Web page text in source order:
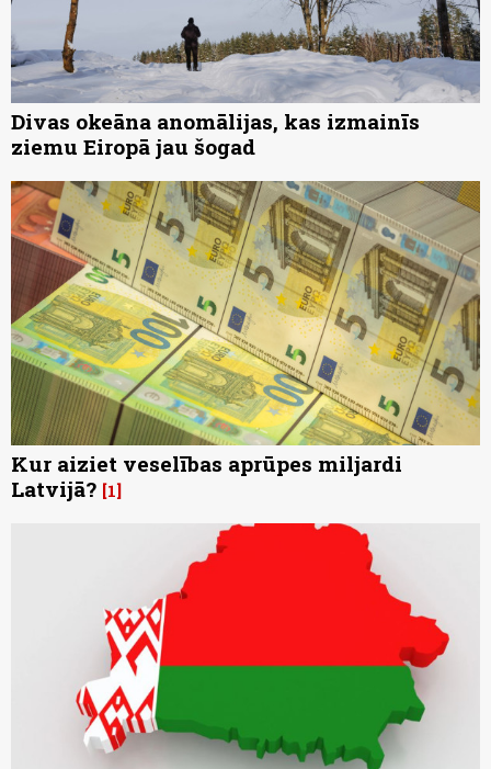
Divas okeāna anomālijas, kas izmainīs
ziemu Eiropā jau šogad
Kur aiziet veselības aprūpes miljardi
Latvijā? 1